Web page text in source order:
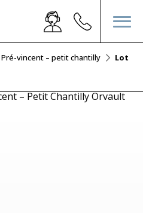
Pré-vincent – petit chantilly Lot